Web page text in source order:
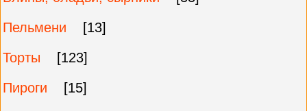
Пельмени
[13]
Торты
[123]
Пироги
[15]